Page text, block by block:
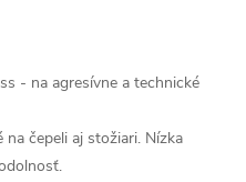
- na agresívne a technické
čepeli aj stožiari. Nízka